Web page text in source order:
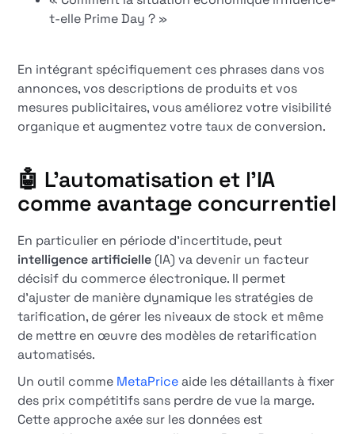
t-elle Prime Day ? »
En intégrant spécifiquement ces phrases dans vos
annonces, vos descriptions de produits et vos
mesures publicitaires, vous améliorez votre visibilité
organique et augmentez votre taux de conversion.
🤖 L'automatisation et l'IA
comme avantage concurrentiel
En particulier en période d'incertitude, peut
intelligence artificielle (IA) va devenir un facteur
décisif du commerce électronique. Il permet
d'ajuster de manière dynamique les stratégies de
tarification, de gérer les niveaux de stock et même
de mettre en œuvre des modèles de retarification
automatisés.
Un outil comme MetaPriceaide les détaillants à fixer
des prix compétitifs sans perdre de vue la marge.
Cette approche axée sur les données est